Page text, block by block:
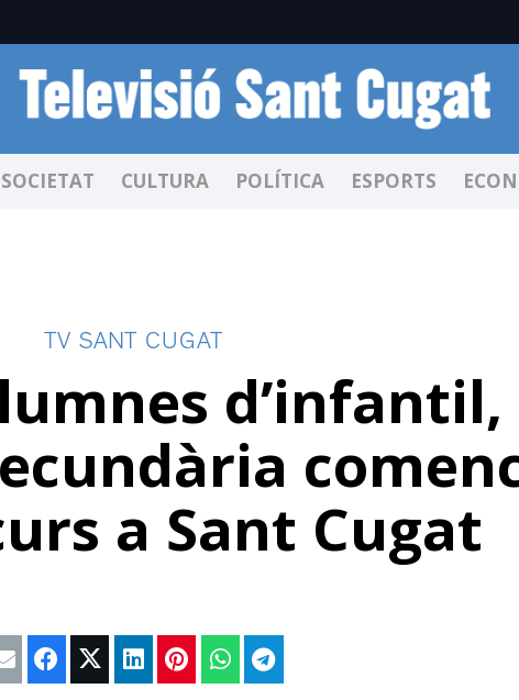
SOCIETAT CULTURA POLÍTICA ESPORTS
TV SANT CUGAT
d’infantil,
a Sant Cugat